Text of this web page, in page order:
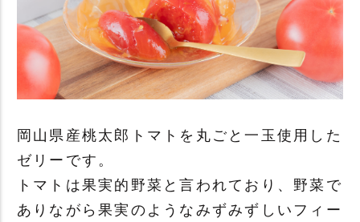
岡山県産桃太郎トマトを丸ごと一玉使用した
ゼリーです。
トマトは果実的野菜と言われており、野菜で
ありながら果実のようなみずみずしいフィー